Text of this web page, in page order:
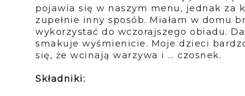
pojawia się w naszym menu, jednak za
zupełnie inny sposób. Miałam w domu
wykorzystać do wczorajszego obiadu.
smakuje wyśmienicie. Moje dzieci
się, że wcinają warzywa i ... czosnek.
Składniki: